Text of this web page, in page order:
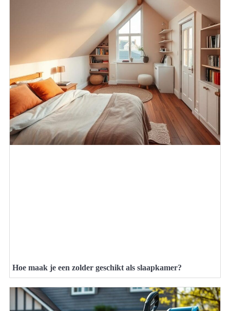
Hoe maak je een zolder geschikt als slaapkamer?